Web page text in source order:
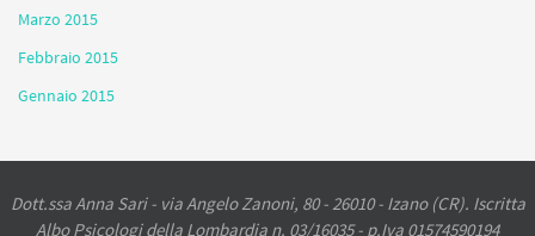
Marzo 2015
Febbraio 2015
Gennaio 2015
Dott.ssa Anna Sari - via Angelo Zanoni, 80 - 26010 - Izano (CR). Iscritta
Albo Psicologi della Lombardia n. 03/16035 - p.Iva 01574590194